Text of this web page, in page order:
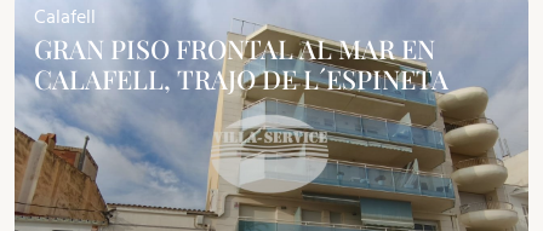
Calafell
GRAN PISO FRONTAL AL MAR EN
CALAFELL, TRAJO DE L´ESPINETA